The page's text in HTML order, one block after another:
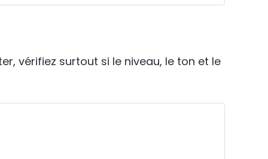
vérifiez surtout si le niveau, le ton et le